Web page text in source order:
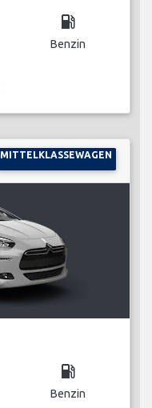
local_gas_station
Benzin
MITTELKLASSEWAGEN
local_gas_station
Benzin